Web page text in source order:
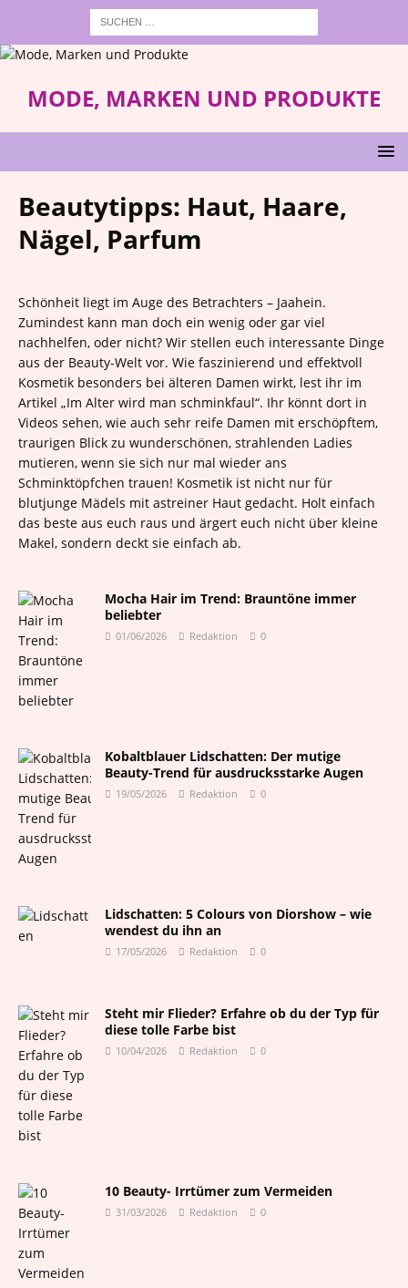
MODE, MARKEN UND PRODUKTE
Beautytipps: Haut, Haare,
Nägel, Parfum
Schönheit liegt im Auge des Betrachters – Jaahein.
Zumindest kann man doch ein wenig oder gar viel
nachhelfen, oder nicht? Wir stellen euch interessante Dinge
aus der Beauty-Welt vor. Wie faszinierend und effektvoll
Kosmetik besonders bei älteren Damen wirkt, lest ihr im
Artikel „Im Alter wird man schminkfaul“. Ihr könnt dort in
Videos sehen, wie auch sehr reife Damen mit erschöpftem,
traurigen Blick zu wunderschönen, strahlenden Ladies
mutieren, wenn sie sich nur mal wieder ans
Schminktöpfchen trauen! Kosmetik ist nicht nur für
blutjunge Mädels mit astreiner Haut gedacht. Holt einfach
das beste aus euch raus und ärgert euch nicht über kleine
Makel, sondern deckt sie einfach ab.
Mocha Hair im Trend: Brauntöne immer
beliebter
01/06/2026 Redaktion 0
Kobaltblauer Lidschatten: Der mutige
Beauty-Trend für ausdrucksstarke Augen
19/05/2026 Redaktion 0
Lidschatten: 5 Colours von Diorshow – wie
wendest du ihn an
17/05/2026 Redaktion 0
Steht mir Flieder? Erfahre ob du der Typ für
diese tolle Farbe bist
10/04/2026 Redaktion 0
10 Beauty- Irrtümer zum Vermeiden
31/03/2026 Redaktion 0